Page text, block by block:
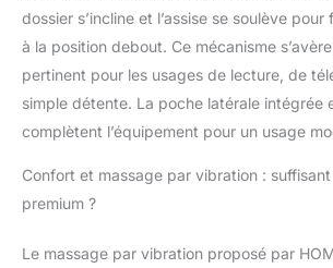
Fabriqué
rembourrage
ressorts
pour un
releveur offre
coussins de
confort
dossier s’incline et l’assise se soulève
à la position debout. Ce mécanisme
pertinent pour les usages de lecture, de
simple détente. La poche latérale intégrée
complètent l’équipement pour un usage
Confort et massage par vibration :
premium ?
Le massage par vibration proposé par